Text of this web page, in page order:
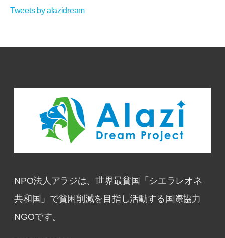
Tweets by alazidream
NPO法人アラジは、世界最貧国「シエラレオネ
共和国」で貧困削減を目指し活動する国際協力
NGOです。